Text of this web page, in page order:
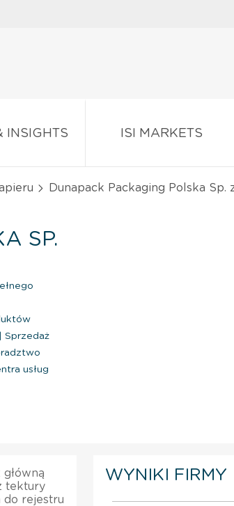
INSIGHTS ISI MARKETS
Dunapack Packaging Polska Sp.
SP.
Sprzedaż
usług
tektury
do rejestru
WYNIKI FIRMY